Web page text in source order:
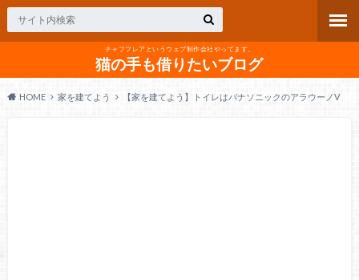
チャフフレアというウェブ制作会社やってます。
猫の手も借りたいブログ
HOME 家を建てよう 【家を建てよう】トイレはパナソニックのアラウーノV